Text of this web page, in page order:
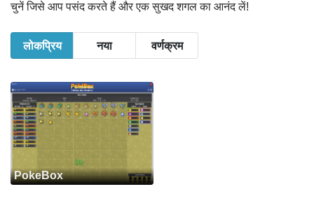
चुनें जिसे आप पसंद करते हैं और एक सुखद शगल का आनंद लें!
लोकप्रिय नया वर्णक्रम
PokeBox